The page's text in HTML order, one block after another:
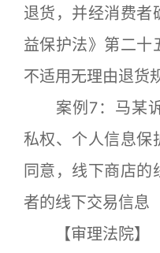
退货，并经消费者
益保护法》第二十
不适用无理由退货
案例7：马某诉
私权、个人信息
同意，线下商店的
者的线下交易信息
【审理法院】